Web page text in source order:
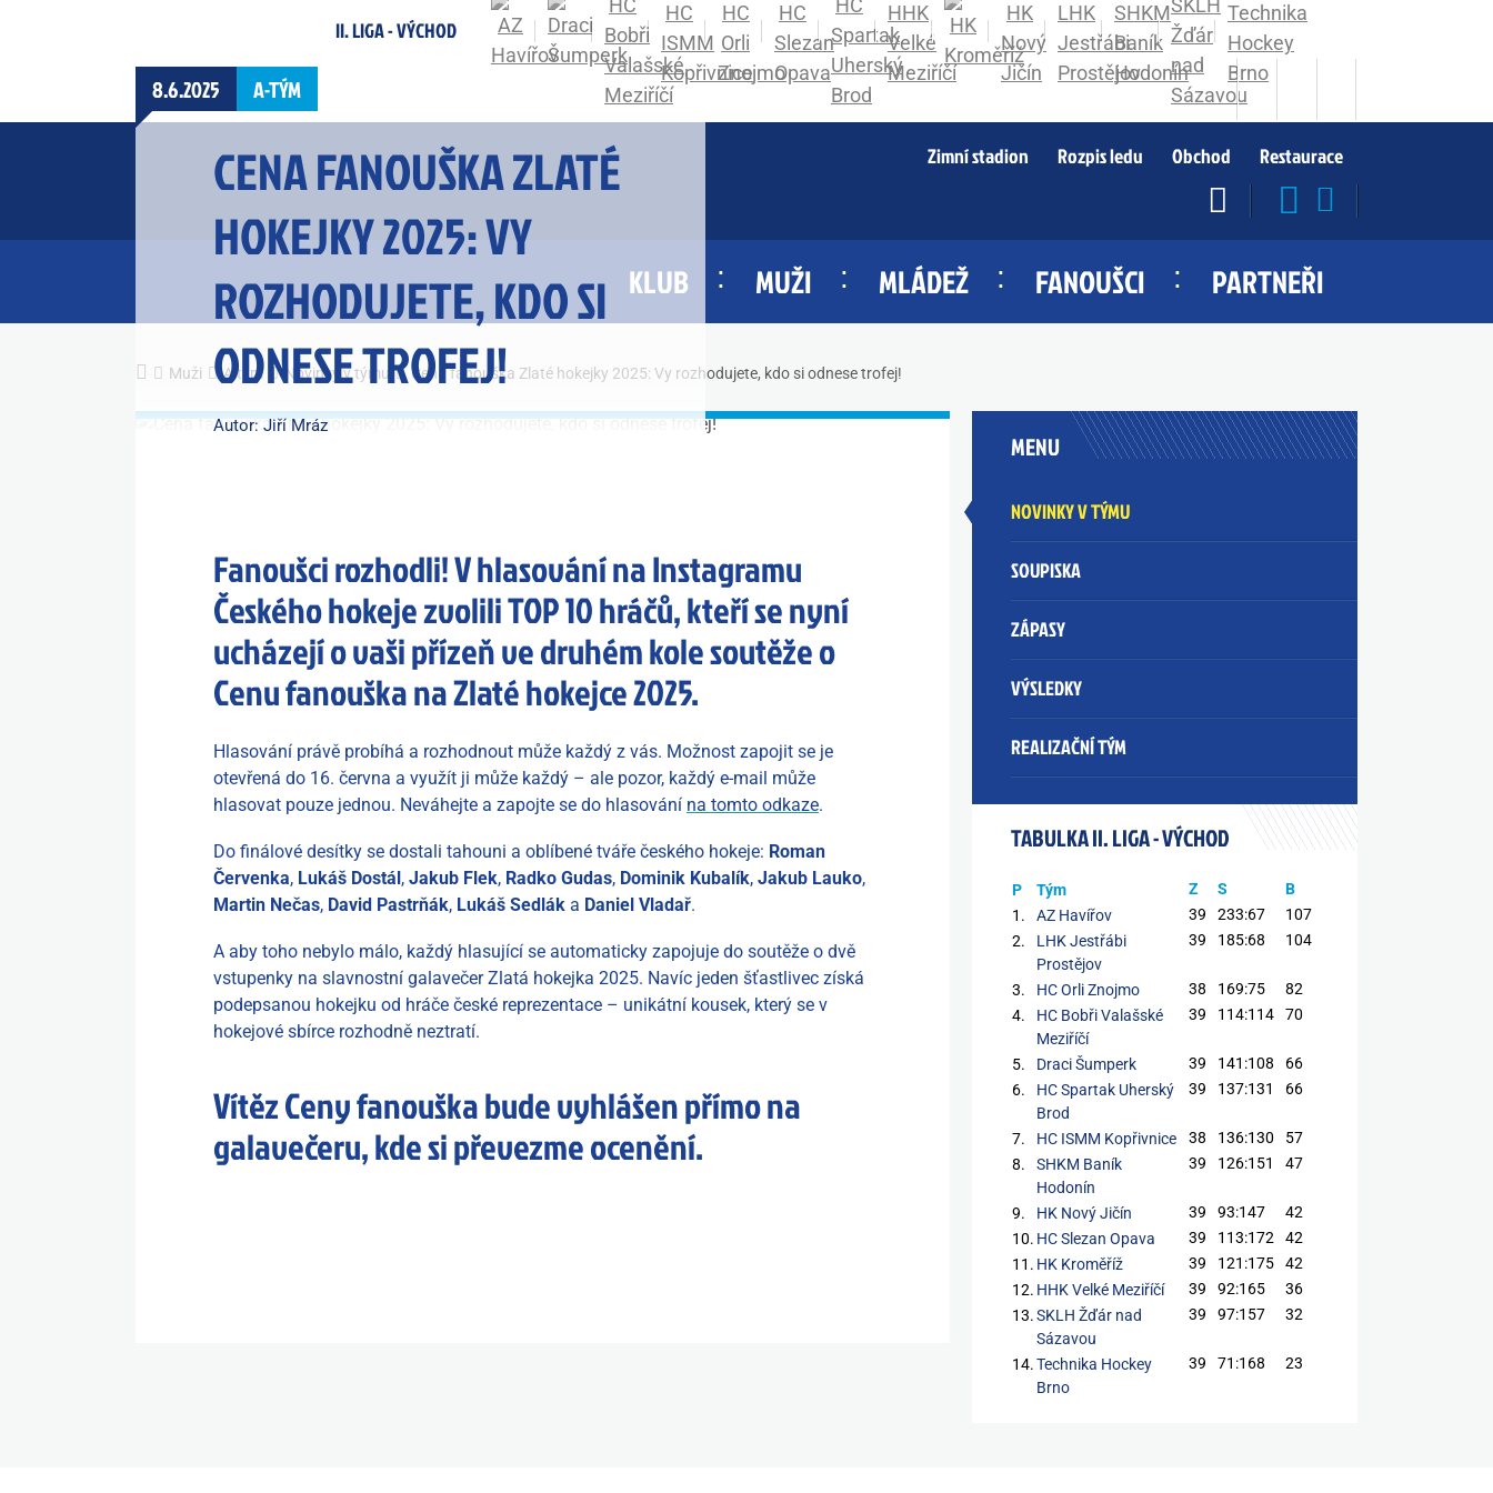
II. LIGA - VÝCHOD
Zimní stadion Rozpis ledu Obchod Restaurace
KLUB MUŽI MLÁDEŽ FANOUŠCI PARTNEŘI
Muži A tým Novinky v týmu Cena fanouška Zlaté hokejky 2025: Vy rozhodujete, kdo si odnese trofej!
8.6.2025 A-TÝM
CENA FANOUŠKA ZLATÉ
HOKEJKY 2025: VY
ROZHODUJETE, KDO SI
ODNESE TROFEJ!
Autor: Jiří Mráz
Fanoušci rozhodli! V hlasování na Instagramu
Českého hokeje zvolili TOP 10 hráčů, kteří se nyní
ucházejí o vaši přízeň ve druhém kole soutěže o
Cenu fanouška na Zlaté hokejce 2025.
Hlasování právě probíhá a rozhodnout může každý z vás. Možnost zapojit se je
otevřená do 16. června a využít ji může každý – ale pozor, každý e-mail může
hlasovat pouze jednou. Neváhejte a zapojte se do hlasování na tomto odkaze.
Do finálové desítky se dostali tahouni a oblíbené tváře českého hokeje: Roman
Červenka, Lukáš Dostál , Jakub Flek, Radko Gudas, Dominik Kubalík, Jakub Lauko,
Martin Nečas, David Pastrňák, Lukáš Sedlák a Daniel Vladař.
A aby toho nebylo málo, každý hlasující se automaticky zapojuje do soutěže o dvě
vstupenky na slavnostní galavečer Zlatá hokejka 2025. Navíc jeden šťastlivec získá
podepsanou hokejku od hráče české reprezentace – unikátní kousek, který se v
hokejové sbírce rozhodně neztratí.
Vítěz Ceny fanouška bude vyhlášen přímo na
galavečeru, kde si převezme ocenění.
MENU
NOVINKY V TÝMU
SOUPISKA
ZÁPASY
VÝSLEDKY
REALIZAČNÍ TÝM
TABULKA II. LIGA - VÝCHOD
P Tým Z S
B
1.
AZ Havířov 39 233:67
107
2.
LHK Jestřábi
Prostějov
39 185:68 104
3. HC Orli Znojmo 38 169:75
82
4.
HC Bobři Valašské
Meziříčí
39 114:114 70
5. Draci Šumperk 39 141:108
66
6.
HC Spartak Uherský
Brod
39 137:131 66
7. HC ISMM Kopřivnice 38 136:130
57
8.
SHKM Baník
Hodonín
39 126:151 47
9. HK Nový Jičín 39 93:147
42
10. HC Slezan Opava 39 113:172
42
11. HK Kroměříž 39 121:175
42
12. HHK Velké Meziříčí 39 92:165
36
13. SKLH Žďár nad
Sázavou
39 97:157 32
14. Technika Hockey
Brno
39 71:168 23